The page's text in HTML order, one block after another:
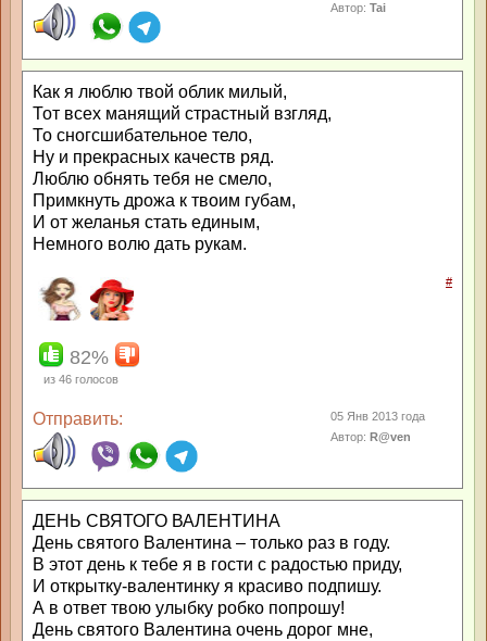
Автор:Tai
Как я люблю твой облик милый,
Тот всех манящий страстный взгляд,
То сногсшибательное тело,
Ну и прекрасных качеств ряд.
Люблю обнять тебя не смело,
Примкнуть дрожа к твоим губам,
И от желанья стать единым,
Немного волю дать рукам.
#
82%
из 46 голосов
Отправить:
05 Янв 2013 года
Автор: R@ven
ДЕНЬ СВЯТОГО ВАЛЕНТИНА
День святого Валентина – только раз в году.
В этот день к тебе я в гости с радостью приду,
И открытку-валентинку я красиво подпишу.
А в ответ твою улыбку робко попрошу!
День святого Валентина очень дорог мне,